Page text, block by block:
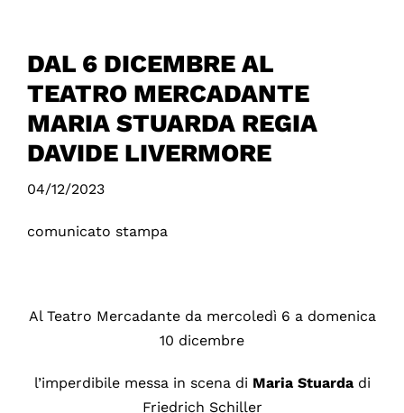
DAL 6 DICEMBRE AL
TEATRO MERCADANTE
MARIA STUARDA REGIA
DAVIDE LIVERMORE
04/12/2023
comunicato stampa
Al Teatro Mercadante da mercoledì 6 a domenica
10 dicembre
l’imperdibile messa in scena di Maria Stuardadi
Friedrich Schiller